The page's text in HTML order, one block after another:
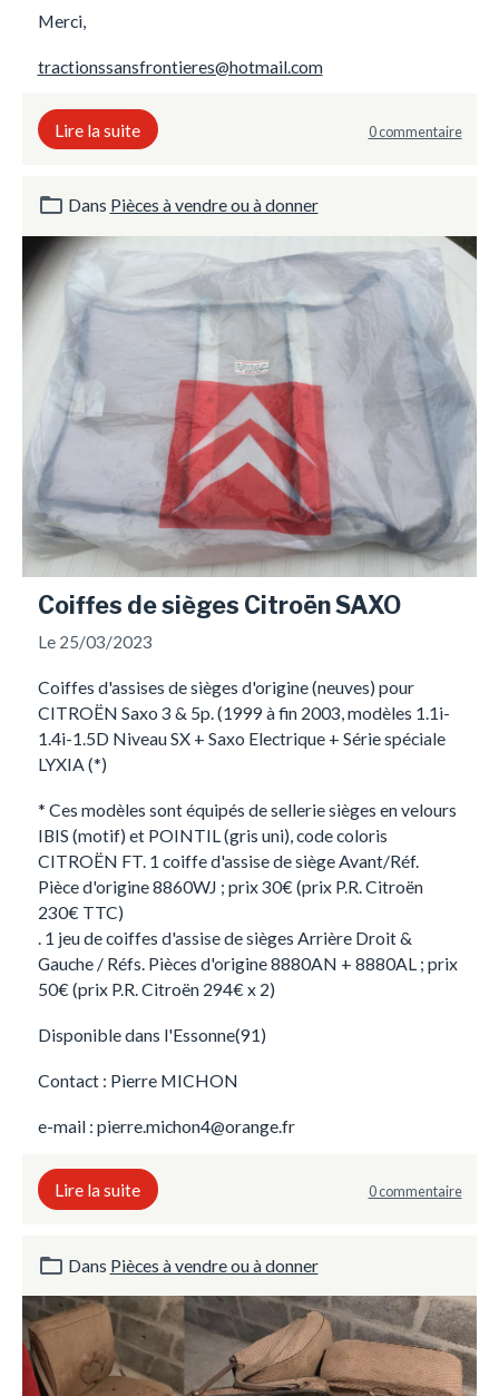
Merci,
tractionssansfrontieres@hotmail.com
Lire la suite 0 commentaire
Dans Pièces à vendre ou à donner
Coiffes de sièges Citroën SAXO
Le 25/03/2023
Coiffes d'assises de sièges d'origine (neuves) pour
CITROËN Saxo 3 & 5p. (1999 à fin 2003, modèles 1.1i-
1.4i-1.5D Niveau SX + Saxo Electrique + Série spéciale
LYXIA (*)
* Ces modèles sont équipés de sellerie sièges en velours
IBIS (motif) et POINTIL (gris uni), code coloris
CITROËN FT. 1 coiffe d'assise de siège Avant/Réf.
Pièce d'origine 8860WJ ; prix 30€ (prix P.R. Citroën
230€ TTC)
. 1 jeu de coiffes d'assise de sièges Arrière Droit &
Gauche / Réfs. Pièces d'origine 8880AN + 8880AL ; prix
50€ (prix P.R. Citroën 294€ x 2)
Disponible dans l'Essonne(91)
Contact : Pierre MICHON
e-mail : pierre.michon4@orange.fr
Lire la suite 0 commentaire
Dans Pièces à vendre ou à donner